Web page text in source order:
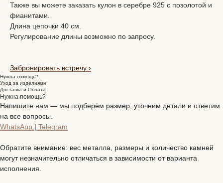
Также вы можете заказать кулон в серебре 925 с позолотой и
фианитами.
Длина цепочки 40 см.
Регулирование длины возможно по запросу.
Забронировать встречу ›
Нужна помощь?
Уход за изделиями
Доставка и Оплата
Нужна помощь?
Напишите нам — мы подберём размер, уточним детали и ответим
на все вопросы.
WhatsApp | Telegram
Обратите внимание: вес металла, размеры и количество камней
могут незначительно отличаться в зависимости от варианта
исполнения.